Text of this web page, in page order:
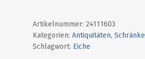
Artikelnummer: 24111603
Kategorien: Antiquitäten, Schränke
Schlagwort: Eiche